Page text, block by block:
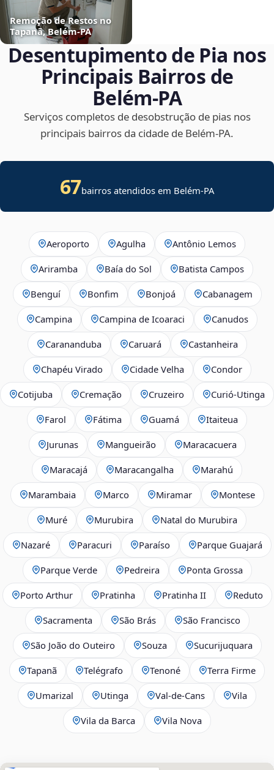
Remoção de Restos no
Tapanã, Belém‑PA
Desentupimento de Pia nos
Principais Bairros de
Belém‑PA
Serviços completos de desobstrução de pias nos
principais bairros da cidade de Belém‑PA.
67bairros atendidos em Belém-PA
Aeroporto Agulha Antônio Lemos
Ariramba Baía do Sol Batista Campos
Benguí Bonfim Bonjoá Cabanagem
Campina Campina de Icoaraci Canudos
Carananduba Caruará Castanheira
Chapéu Virado Cidade Velha Condor
Cotijuba Cremação Cruzeiro Curió-Utinga
Farol Fátima Guamá Itaiteua
Jurunas Mangueirão Maracacuera
Maracajá Maracangalha Marahú
Marambaia Marco Miramar Montese
Muré Murubira Natal do Murubira
Nazaré Paracuri Paraíso Parque Guajará
Parque Verde Pedreira Ponta Grossa
Porto Arthur Pratinha Pratinha II Reduto
Sacramenta São Brás São Francisco
São João do Outeiro Souza Sucurijuquara
Tapanã Telégrafo Tenoné Terra Firme
Umarizal Utinga Val-de-Cans Vila
Vila da Barca Vila Nova